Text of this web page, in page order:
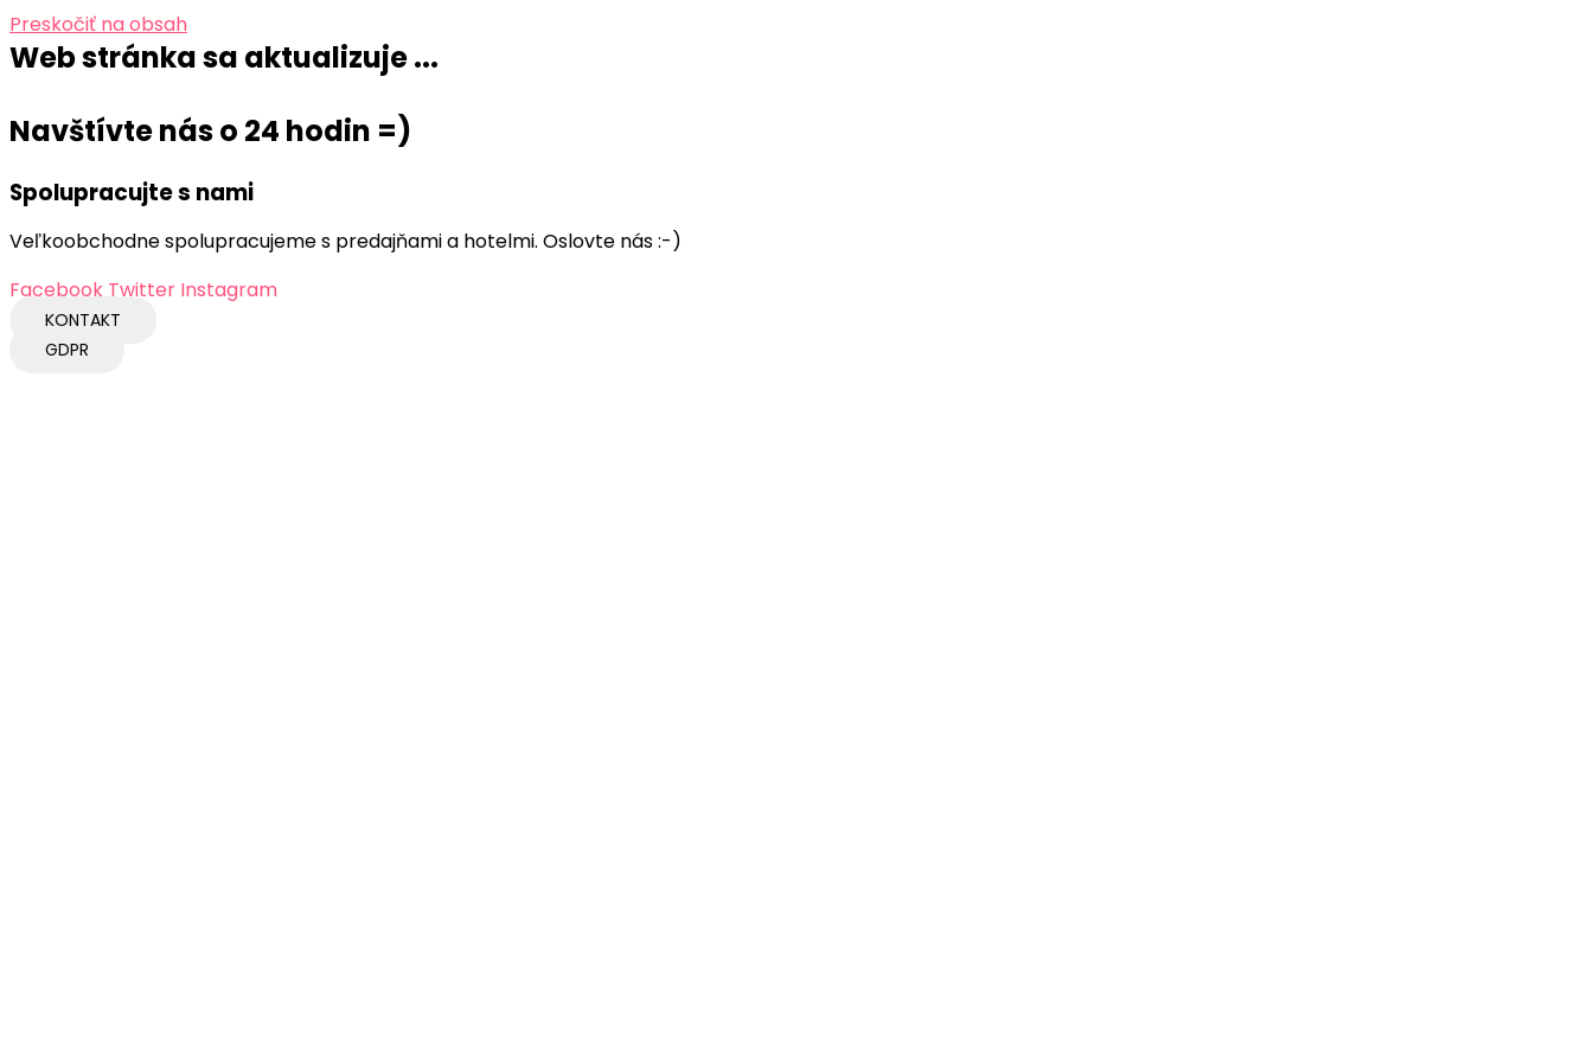
Preskočiť na obsah
Web stránka sa aktualizuje ...
Navštívte nás o 24 hodin =)
Spolupracujte s nami
Veľkoobchodne spolupracujeme s predajňami a hotelmi. Oslovte nás :-)
Facebook Twitter Instagram
KONTAKT
GDPR